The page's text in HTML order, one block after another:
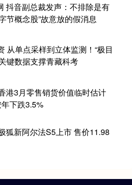
抖音副总裁发声：不排除是有
节概念股”故意放的假消息
从单点采样到立体监测！“极目
键数据支撑青藏科考
港3月零售销货价值临时估计
下跌3.5%
狐新阿尔法S5上市 售价11.98